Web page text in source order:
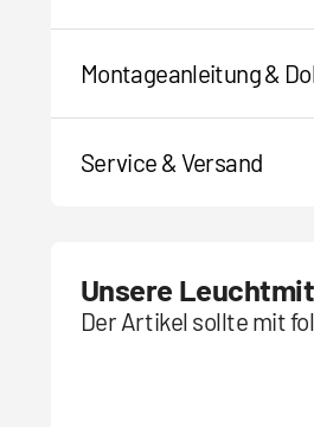
Montageanleitung &
Service & Versand
Unsere
Der Artikel sollte mit